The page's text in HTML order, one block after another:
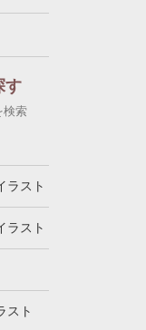
す
検索
ラスト
ラスト
スト